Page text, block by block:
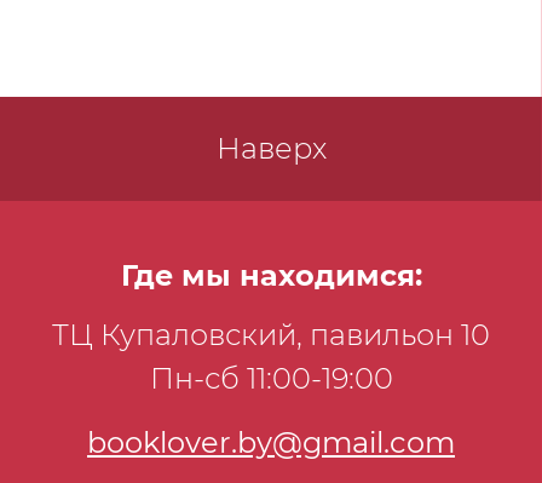
Наверх
Где мы находимся:
ТЦ Купаловский, павильон 10
Пн-сб 11:00-19:00
booklover.by@gmail.com